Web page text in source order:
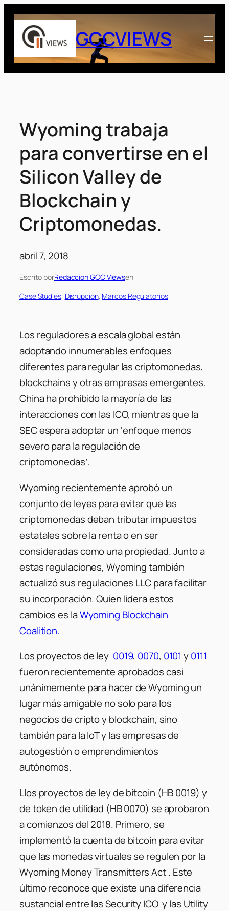
Saltar
contenido
GCCVIEWS
Wyoming trabaja
para convertirse en el
Silicon Valley de
Blockchain y
Criptomonedas.
abril 7, 2018
Escrito porRedaccion GCC Viewsen
Case Studies, Disrupción, Marcos Regulatorios
Los reguladores a escala global están
adoptando innumerables enfoques
diferentes para regular las criptomonedas,
blockchains y otras empresas emergentes.
China ha prohibido la mayoría de las
interacciones con las ICO, mientras que la
SEC espera adoptar un ‘enfoque menos
severo para la regulación de
criptomonedas’.
Wyoming recientemente aprobó un
conjunto de leyes para evitar que las
criptomonedas deban tributar impuestos
estatales sobre la renta o en ser
consideradas como una propiedad. Junto a
estas regulaciones, Wyoming también
actualizó sus regulaciones LLC para facilitar
su incorporación. Quien lidera estos
cambios es laWyoming Blockchain
Coalition.
Los proyectos de ley 0019, 0070, 0101 y0111
fueron recientemente aprobados casi
unánimemente para hacer de Wyoming un
lugar más amigable no solo para los
negocios de cripto y blockchain, sino
también para la IoT y las empresas de
autogestión o emprendimientos
autónomos.
Llos proyectos de ley de bitcoin (HB 0019) y
de token de utilidad (HB 0070) se aprobaron
a comienzos del 2018. Primero, se
implementó la cuenta de bitcoin para evitar
que las monedas virtuales se regulen por la
Wyoming Money Transmitters Act . Este
último reconoce que existe una diferencia
sustancial entre las Security ICO y las Utility